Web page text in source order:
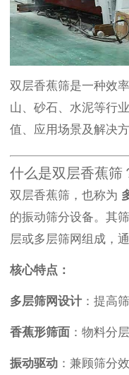
双层香蕉筛是一种效
山、砂石、水泥等行
值、应用场景及解决
什么是双层香蕉
双层香蕉筛，也称为
的振动筛分设备。其
层或多层筛网组成，
核心特点：
多层筛网设计 ：提高
香蕉形筛面 ：物料分
振动驱动 ：兼顾筛分